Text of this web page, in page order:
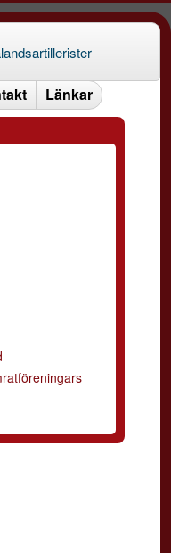
Länkar